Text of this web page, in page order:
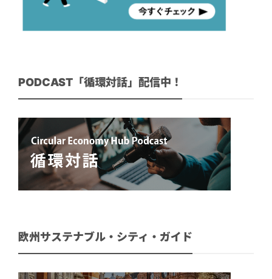
PODCAST「循環対話」配信中！
欧州サステナブル・シティ・ガイド